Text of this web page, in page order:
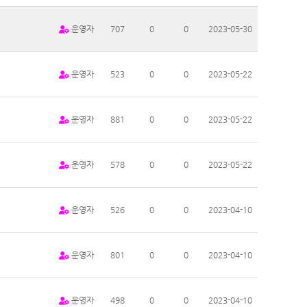
운영자 707 0 0 2023-05-30
운영자 523 0 0 2023-05-22
운영자 881 0 0 2023-05-22
운영자 578 0 0 2023-05-22
운영자 526 0 0 2023-04-10
운영자 801 0 0 2023-04-10
운영자 498 0 0 2023-04-10